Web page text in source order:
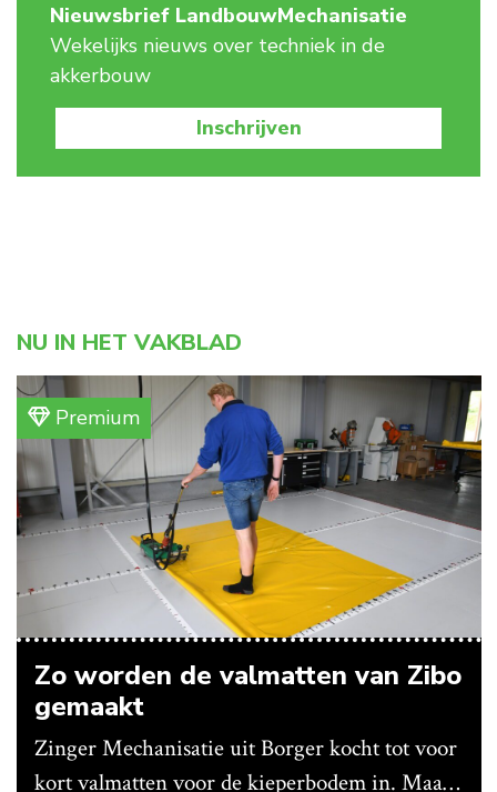
Nieuwsbrief LandbouwMechanisatie
Wekelijks nieuws over techniek in de
akkerbouw
Inschrijven
NU IN HET VAKBLAD
Premium
Zo worden de valmatten van Zibo
gemaakt
Zinger Mechanisatie uit Borger kocht tot voor
kort valmatten voor de kieperbodem in. Maar